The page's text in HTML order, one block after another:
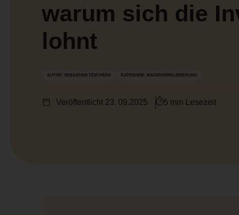
warum sich die
lohnt
AUTOR: SEBASTIAN TESCHERS KATEGORIE: MAGENVERKLEINERUNG
Veröffentlicht 23. 09.2025 5 min Lesezeit